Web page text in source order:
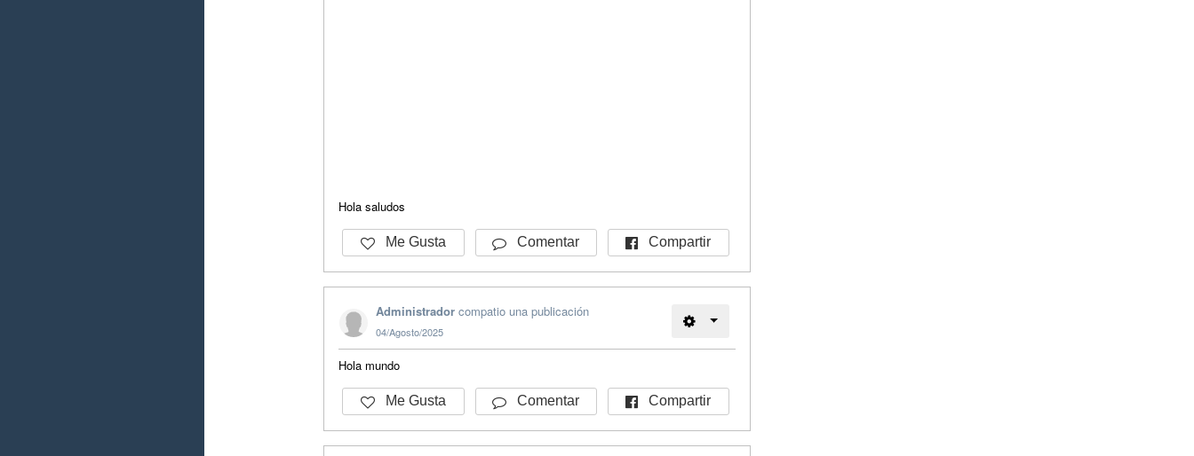
Hola saludos
Me Gusta Comentar Compartir
Administrador compatio una publicación
04/Agosto/2025
Hola mundo
Me Gusta Comentar Compartir